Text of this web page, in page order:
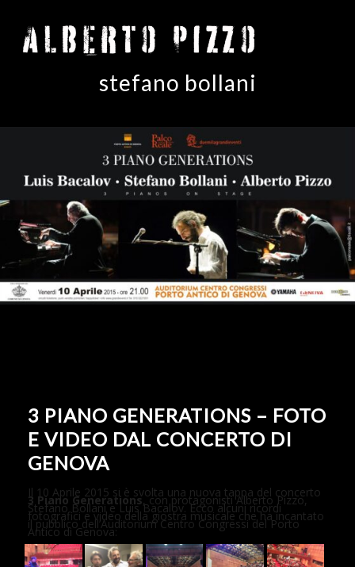
stefano bollani
3 PIANO GENERATIONS – FOTO
E VIDEO DAL CONCERTO DI
GENOVA
Il 10 Aprile 2015 si è svolta una nuova tappa del concerto
3 Piano Generations, con protagonisti Alberto Pizzo,
Stefano Bollani e Luis Bacalov. Ecco alcuni ricordi
fotografici e video della giostra musicale che ha incantato
il pubblico dell’Auditorium Centro Congressi del Porto
Antico di Genova: